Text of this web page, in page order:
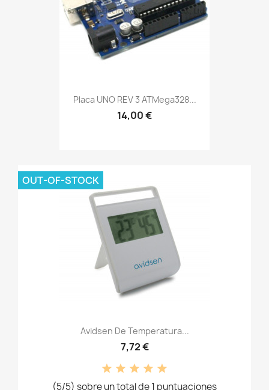
Placa UNO REV 3 ATMega328...
14,00 €
Avidsen De Temperatura...
7,72 €
(5/5) sobre un total de 1 puntuaciones
OUT-OF-STOCK